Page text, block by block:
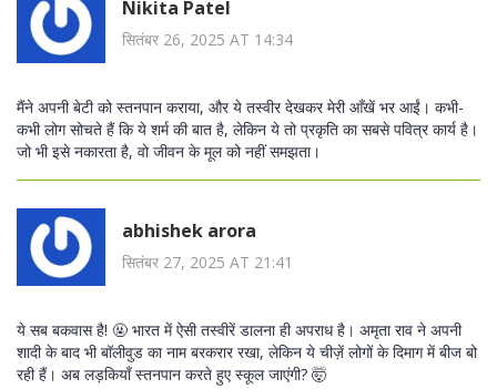
Nikita Patel
सितंबर 26, 2025 AT 14:34
मैंने अपनी बेटी को स्तनपान कराया, और ये तस्वीर देखकर मेरी आँखें भर आईं। कभी-
कभी लोग सोचते हैं कि ये शर्म की बात है, लेकिन ये तो प्रकृति का सबसे पवित्र कार्य है।
जो भी इसे नकारता है, वो जीवन के मूल को नहीं समझता।
abhishek arora
सितंबर 27, 2025 AT 21:41
ये सब बकवास है! 🤬 भारत में ऐसी तस्वीरें डालना ही अपराध है। अमृता राव ने अपनी
शादी के बाद भी बॉलीवुड का नाम बरकरार रखा, लेकिन ये चीज़ें लोगों के दिमाग में बीज बो
रही हैं। अब लड़कियाँ स्तनपान करते हुए स्कूल जाएंगी? 🤯